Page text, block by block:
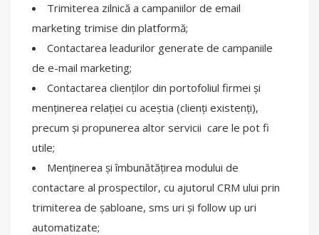
Trimiterea zilnică a campaniilor de email
marketing trimise din platformă;
Contactarea leadurilor generate de campaniile
de e-mail marketing;
Contactarea clienților din portofoliul firmei și
menținerea relației cu aceștia (clienți existenți),
precum și propunerea altor servicii care le pot fi
utile;
Menținerea și îmbunătățirea modului de
contactare al prospectilor, cu ajutorul CRM ului prin
trimiterea de șabloane, sms uri și follow up uri
automatizate;